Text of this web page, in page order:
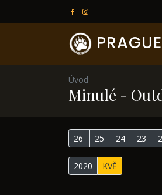
Úvod
Minulé -
26' 25' 24' 23'
2020 KVĚ